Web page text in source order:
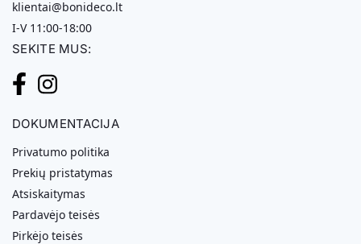
klientai@bonideco.lt
I-V 11:00-18:00
SEKITE MUS:
DOKUMENTACIJA
Privatumo politika
Prekių pristatymas
Atsiskaitymas
Pardavėjo teisės
Pirkėjo teisės